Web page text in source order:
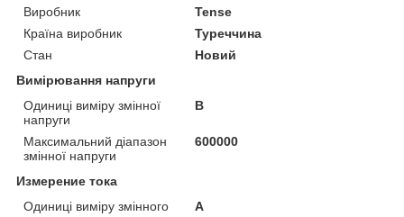
Виробник
Tense
Країна виробник
Туреччина
Стан
Новий
Вимірювання напруги
Одиниці виміру змінної
напруги
В
Максимальний діапазон
змінної напруги
600000
Измерение тока
Одиниці виміру змінного
А